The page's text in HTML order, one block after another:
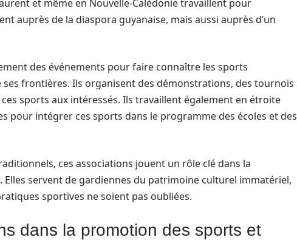
et même en Nouvelle-Calédonie travaillent pour
auprès de la diaspora guyanaise, mais aussi auprès d’un
des événements pour faire connaître les sports
frontières. Ils organisent des démonstrations, des tournois
sports aux intéressés. Ils travaillent également en étroite
pour intégrer ces sports dans le programme des écoles et des
ces associations jouent un rôle clé dans la
Elles servent de gardiennes du patrimoine culturel immatériel,
sportives ne soient pas oubliées.
dans la promotion des sports et